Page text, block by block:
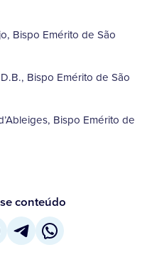
Bispo Emérito de São
Bispo Emérito de São
Bispo Emérito de
conteúdo